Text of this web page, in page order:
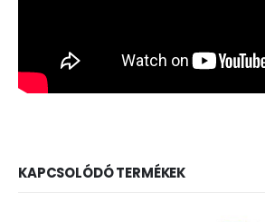
KAPCSOLÓDÓ TERMÉKEK